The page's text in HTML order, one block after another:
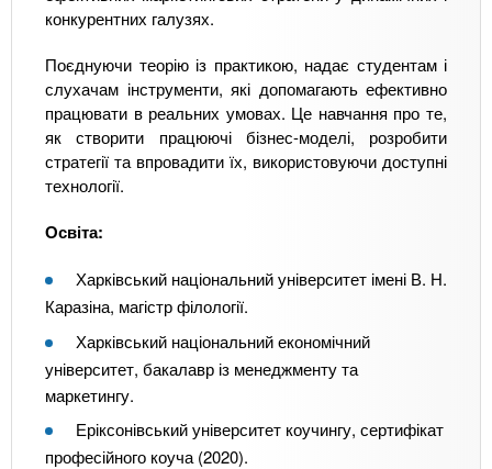
конкурентних галузях.
Поєднуючи теорію із практикою, надає студентам і
слухачам інструменти, які допомагають ефективно
працювати в реальних умовах. Це навчання про те,
як створити працюючі бізнес-моделі, розробити
стратегії та впровадити їх, використовуючи доступні
технології.
Освіта:
Харківський національний університет імені В. Н.
Каразіна, магістр філології.
Харківський національний економічний
університет, бакалавр із менеджменту та
маркетингу.
Еріксонівський університет коучингу, сертифікат
професійного коуча (2020).